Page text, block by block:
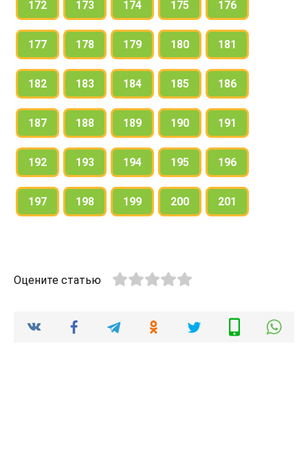
172 173 174 175 176
177 178 179 180 181
182 183 184 185 186
187 188 189 190 191
192 193 194 195 196
197 198 199 200 201
Оцените статью